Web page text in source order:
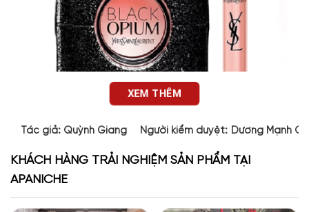
Thiết kế sang trọng và tinh tế của Set YSL Black
Opium
XEM THÊM
Tác giả: Quỳnh Giang Người kiểm duyệt: Dương Mạnh
KHÁCH HÀNG TRẢI NGHIỆM SẢN PHẨM TẠI
APANICHE